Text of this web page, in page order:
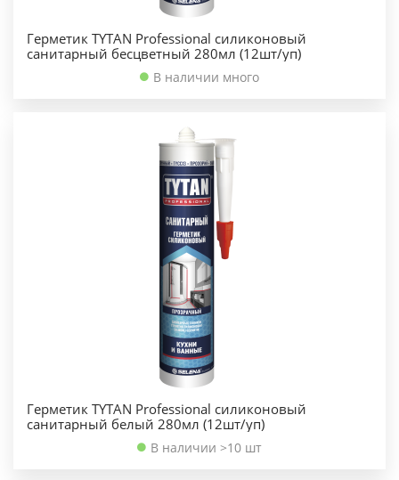
Герметик TYTAN Professional силиконовый
санитарный бесцветный 280мл (12шт/уп)
В наличии много
Герметик TYTAN Professional силиконовый
санитарный белый 280мл (12шт/уп)
В наличии >10 шт